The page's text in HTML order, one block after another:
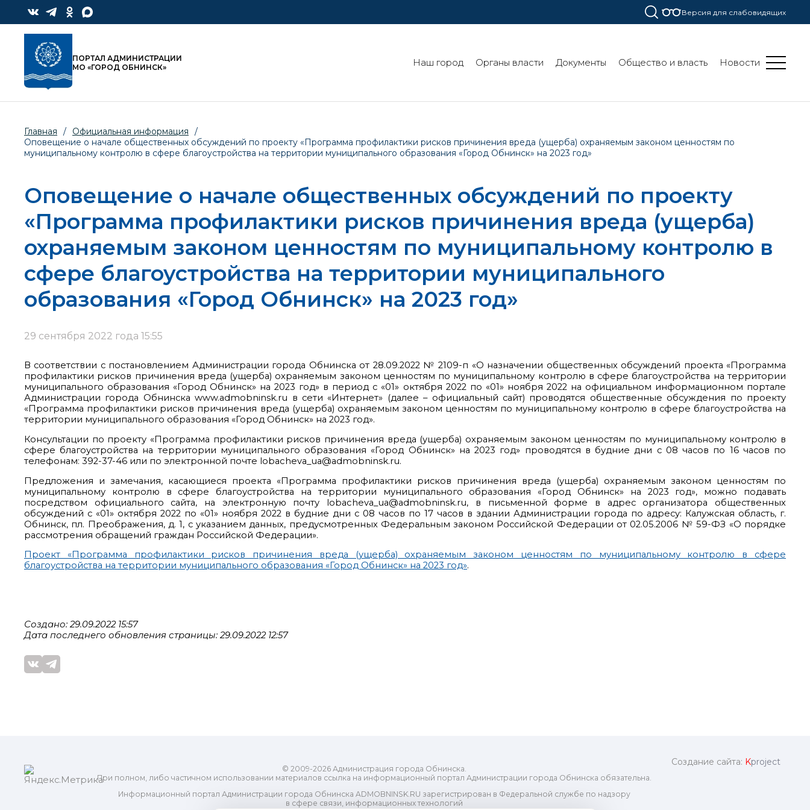
Версия для слабовидящих
ПОРТАЛ АДМИНИСТРАЦИИ
МО «ГОРОД ОБНИНСК»
Наш город Органы власти Документы Общество и власть Новости
Главная / Официальная информация
/
Оповещение о начале общественных обсуждений по проекту «Программа профилактики рисков причинения вреда (ущерба) охраняемым законом ценностям по
муниципальному контролю в сфере благоустройства на территории муниципального образования «Город Обнинск» на 2023 год»
Оповещение о начале общественных обсуждений по проекту
«Программа профилактики рисков причинения вреда (ущерба)
охраняемым законом ценностям по муниципальному контролю в
сфере благоустройства на территории муниципального
образования «Город Обнинск» на 2023 год»
29 сентября 2022 года 15:55
В соответствии с постановлением Администрации города Обнинска от 28.09.2022 № 2109-п «О назначении общественных обсуждений проекта «Программа
профилактики рисков причинения вреда (ущерба) охраняемым законом ценностям по муниципальному контролю в сфере благоустройства на территории
муниципального образования «Город Обнинск» на 2023 год» в период с «01» октября 2022 по «01» ноября 2022 на официальном информационном портале
Администрации города Обнинска www.admobninsk.ru в сети «Интернет» (далее – официальный сайт) проводятся общественные обсуждения по проекту
«Программа профилактики рисков причинения вреда (ущерба) охраняемым законом ценностям по муниципальному контролю в сфере благоустройства на
территории муниципального образования «Город Обнинск» на 2023 год».
Консультации по проекту «Программа профилактики рисков причинения вреда (ущерба) охраняемым законом ценностям по муниципальному контролю в
сфере благоустройства на территории муниципального образования «Город Обнинск» на 2023 год» проводятся в будние дни с 08 часов по 16 часов по
телефонам: 392-37-46 или по электронной почте lobacheva_ua@admobninsk.ru.
Предложения и замечания, касающиеся проекта «Программа профилактики рисков причинения вреда (ущерба) охраняемым законом ценностям по
муниципальному контролю в сфере благоустройства на территории муниципального образования «Город Обнинск» на 2023 год», можно подавать
посредством официального сайта, на электронную почту lobacheva_ua@admobninsk.ru, в письменной форме в адрес организатора общественных
обсуждений с «01» октября 2022 по «01» ноября 2022 в будние дни с 08 часов по 17 часов в здании Администрации города по адресу: Калужская область, г.
Обнинск, пл. Преображения, д. 1, с указанием данных, предусмотренных Федеральным законом Российской Федерации от 02.05.2006 № 59-ФЗ «О порядке
рассмотрения обращений граждан Российской Федерации».
Проект «Программа профилактики рисков причинения вреда (ущерба) охраняемым законом ценностям по муниципальному контролю в сфере
благоустройства на территории муниципального образования «Город Обнинск» на 2023 год».
Создано: 29.09.2022 15:57
Дата последнего обновления страницы: 29.09.2022 12:57
© 2009-2026 Администрация города Обнинска.
При полном, либо частичном использовании материалов ссылка на информационный портал Администрации города Обнинска обязательна.
Информационный портал Администрации города Обнинска ADMOBNINSK.RU зарегистрирован в Федеральной службе по надзору
в сфере связи, информационных технологий
Создание сайта: Kproject